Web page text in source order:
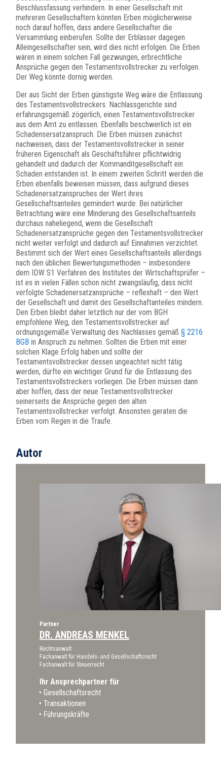
Beschlussfassung verhindern. In einer Gesellschaft mit
mehreren Gesellschaftern könnten Erben möglicherweise
noch darauf hoffen, dass andere Gesellschafter die
Versammlung einberufen. Sollte der Erblasser dagegen
Alleingesellschafter sein, wird dies nicht erfolgen. Die Erben
wären in einem solchen Fall gezwungen, erbrechtliche
Ansprüche gegen den Testamentsvollstrecker zu verfolgen.
Der Weg könnte dornig werden.
Der aus Sicht der Erben günstigste Weg wäre die Entlassung
des Testamentsvollstreckers. Nachlassgerichte sind
erfahrungsgemäß zögerlich, einen Testamentsvollstrecker
aus dem Amt zu entlassen. Ebenfalls beschwerlich ist ein
Schadensersatzanspruch. Die Erben müssen zunächst
nachweisen, dass der Testamentsvollstrecker in seiner
früheren Eigenschaft als Geschäftsführer pflichtwidrig
gehandelt und dadurch der Kommanditgesellschaft ein
Schaden entstanden ist. In einem zweiten Schritt werden die
Erben ebenfalls beweisen müssen, dass aufgrund dieses
Schadenersatzanspruches der Wert ihres
Gesellschaftsanteiles gemindert wurde. Bei natürlicher
Betrachtung wäre eine Minderung des Gesellschaftsanteils
durchaus naheliegend, wenn die Gesellschaft
Schadenersatzansprüche gegen den Testamentsvollstrecker
nicht weiter verfolgt und dadurch auf Einnahmen verzichtet.
Bestimmt sich der Wert eines Gesellschaftsanteils allerdings
nach den üblichen Bewertungsmethoden – insbesondere
dem IDW S1 Verfahren des Institutes der Wirtschaftsprüfer –
ist es in vielen Fällen schon nicht zwangsläufig, dass nicht
verfolgte Schadenersatzansprüche – reflexhaft – den Wert
der Gesellschaft und damit des Gesellschaftanteiles mindern.
Den Erben bleibt daher letztlich nur der vom BGH
empfohlene Weg, den Testamentsvollstrecker auf
ordnungsgemäße Verwaltung des Nachlasses gemäß § 2216
BGB in Anspruch zu nehmen. Sollten die Erben mit einer
solchen Klage Erfolg haben und sollte der
Testamentsvollstrecker dessen ungeachtet nicht tätig
werden, dürfte ein wichtiger Grund für die Entlassung des
Testamentsvollstreckers vorliegen. Die Erben müssen dann
aber hoffen, dass der neue Testamentsvollstrecker
seinerseits die Ansprüche gegen den alten
Testamentsvollstrecker verfolgt. Ansonsten geraten die
Erben vom Regen in die Traufe.
Autor
Partner
DR. ANDREAS MENKEL
Rechtsanwalt
Fachanwalt für Handels- und Gesellschaftsrecht
Fachanwalt für Steuerrecht
Ihr Ansprechpartner für
Gesellschaftsrecht
Transaktionen
Führungskräfte